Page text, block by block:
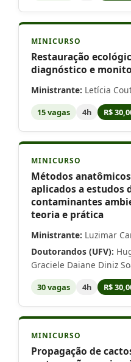
MINICURSO
Restauração
diagnóstico e
Ministrante: Letícia
15 vagas 4h R$
MINICURSO
Métodos
aplicados a estudos
contaminantes
teoria e prática
Ministrante: Luzimar
Doutorandos (UFV):
Graciele Daiane Diniz
30 vagas 4h R$
MINICURSO
Propagação de